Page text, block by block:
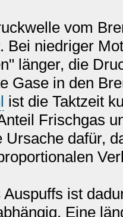
vom
Bei niedriger
länger, die
Gase in den
ist die Taktzeit
Frischgas
Ursache dafür,
ist
Eine